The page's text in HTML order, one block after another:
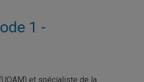
1 -
et spécialiste de la